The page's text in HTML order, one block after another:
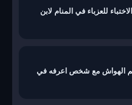
للعزباء في المنام لابن
الهواش مع شخص اعرفه في